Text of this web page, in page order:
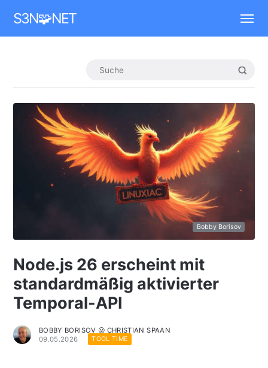
S3N🧩NET
Bobby Borisov
Node.js 26 erscheint mit
standardmäßig aktivierter
Temporal-API
BOBBY BORISOV 😛 CHRISTIAN SPAAN
09.05.2026
TOOL TIME